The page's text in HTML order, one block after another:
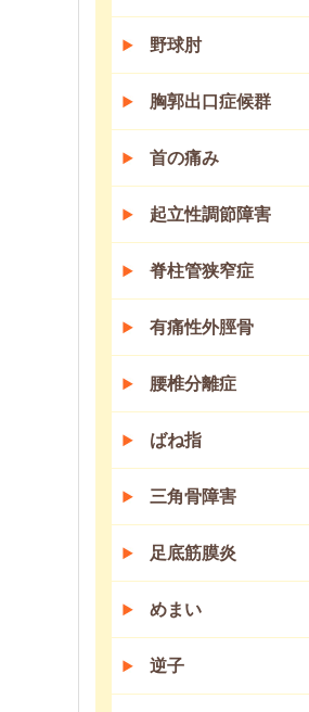
野球肘
胸郭出口症候群
首の痛み
起立性調節障害
脊柱管狭窄症
有痛性外脛骨
腰椎分離症
ばね指
三角骨障害
足底筋膜炎
めまい
逆子